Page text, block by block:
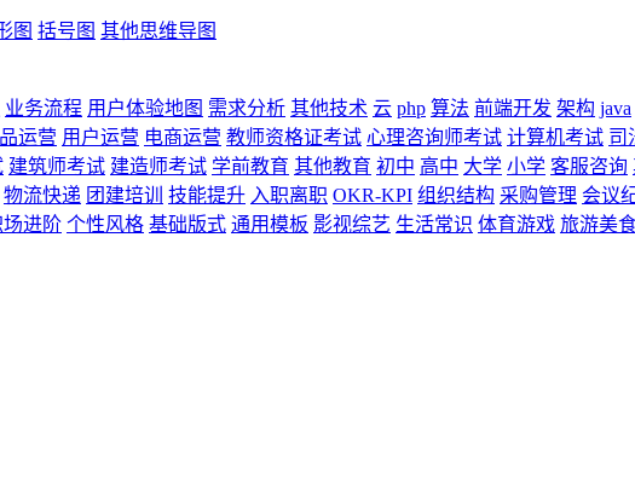
图 括号图 其他思维导图
业务流程 用户体验地图 需求分析 其他技术 云 php 算法 前端开发 架构 java
运营 用户运营 电商运营 教师资格证考试 心理咨询师考试 计算机考试 司
建筑师考试 建造师考试 学前教育 其他教育 初中 高中 大学 小学 客服咨询
物流快递 团建培训 技能提升 入职离职 OKR-KPI 组织结构 采购管理 会议
场进阶 个性风格 基础版式 通用模板 影视综艺 生活常识 体育游戏 旅游美